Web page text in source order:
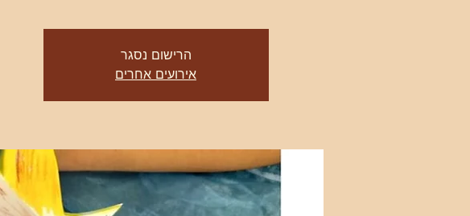
הרישום נסגר
אירועים אחרים